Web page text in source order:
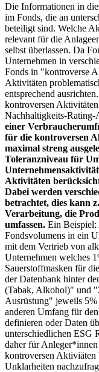
Die Informationen in
im Fonds, die an
beteiligt sind. Welche
relevant für die
selbst überlassen. Da
Unternehmen in
Fonds in "kontroverse
Aktivitäten
entsprechend
kontroversen
Nachhaltigkeits-Rating-
einer
für die kontroversen
maximal streng
Toleranzniveau für
Aktivitäten
Dabei werden
betrachtet, dies kann
Verarbeitung, die
umfassen. Ein Beispiel:
Fondsvolumens in ein
mit dem Vertrieb von
Unternehmen welches
Sauerstoffmasken für
der Datenbank hinter
(Tabak, Alkohol)" und
Ausrüstung" jeweils 5%
anderen Umfang für
definieren oder Daten
unterschiedlichen ESG
daher für
kontroversen Aktiviäten
Unklarheiten